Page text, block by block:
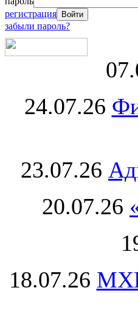
регистрация
забыли пароль?
24.07.26
23.07.26
20.07.26
18.07.26